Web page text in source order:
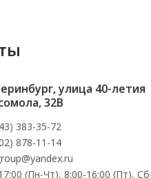
улица 40-летия
32В
383-35-72
878-11-14
(Пн-Чт), 8:00-16:00 (Пт),